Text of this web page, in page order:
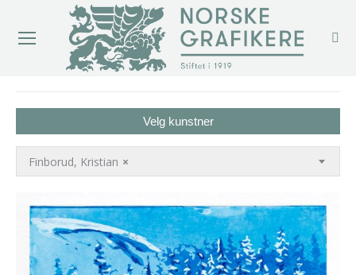
Velg kunstner
×
Finborud, Kristian